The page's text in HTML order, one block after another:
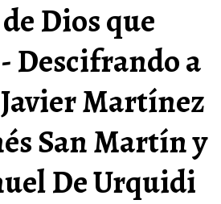
Dios que
Descifrando a
Martínez
San Martín y
De Urquidi